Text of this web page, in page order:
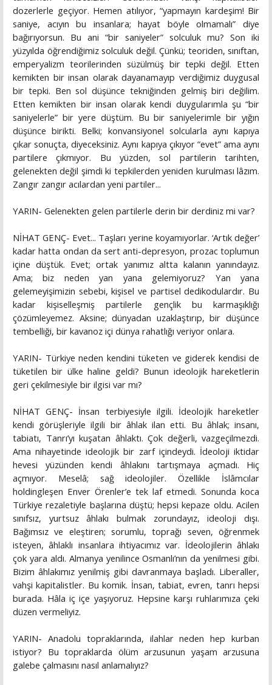
dozerlerle geçiyor. Hemen atılıyor, “yapmayın kardeşim! Bir
saniye, acıyın bu insanlara; hayat böyle olmamalı” diye
bağırıyorsun. Bu ani “bir saniyeler” solculuk mu? Son iki
yüzyılda öğrendiğimiz solculuk değil. Çünkü; teoriden, sınıftan,
emperyalizm teorilerinden süzülmüş bir tepki değil. Etten
kemikten bir insan olarak dayanamayıp verdiğimiz duygusal
bir tepki. Ben sol düşünce tekniğinden gelmiş biri değilim.
Etten kemikten bir insan olarak kendi duygularımla şu “bir
saniyelerle” bir yere düştüm. Bu bir saniyelerimle bir yığın
düşünce birikti. Belki; konvansiyonel solcularla aynı kapıya
çıkar sonuçta, diyeceksiniz. Aynı kapıya çıkıyor “evet” ama aynı
partilere çıkmıyor. Bu yüzden, sol partilerin tarihten,
gelenekten değil şimdi ki tepkilerden yeniden kurulması lâzım.
Zangır zangır acılardan yeni partiler...
YARIN- Gelenekten gelen partilerle derin bir derdiniz mi var?
NİHAT GENÇ- Evet... Taşları yerine koyamıyorlar. ‘Artık değer’
kadar hatta ondan da sert anti-depresyon, prozac toplumun
içine düştük. Evet; ortak yanımız altta kalanın yanındayız.
Ama; biz neden yan yana gelemiyoruz? Yan yana
gelemeyişimizin sebebi, kişisel ve partisel dedikodulardır. Bu
kadar kişiselleşmiş partilerle gençlik bu karmaşıklığı
çözümleyemez. Aksine; dünyadan uzaklaştırıp, bir düşünce
tembelliği, bir kavanoz içi dünya rahatlığı veriyor onlara.
YARIN- Türkiye neden kendini tüketen ve giderek kendisi de
tüketilen bir ülke haline geldi? Bunun ideolojik hareketlerin
geri çekilmesiyle bir ilgisi var mı?
NİHAT GENÇ- İnsan terbiyesiyle ilgili. İdeolojik hareketler
kendi görüşleriyle ilgili bir âhlak ilan etti. Bu âhlak; insanı,
tabiatı, Tanrı’yı kuşatan âhlaktı. Çok değerli, vazgeçilmezdi.
Ama nihayetinde ideolojik bir zarf içindeydi. İdeoloji iktidar
hevesi yüzünden kendi âhlakını tartışmaya açmadı. Hiç
açmıyor. Meselâ; sağ ideolojiler. Özellikle İslâmcılar
holdingleşen Enver Örenler’e tek laf etmedi. Sonunda koca
Türkiye rezaletiyle başlarına düştü; hepsi kepaze oldu. Acilen
sınıfsız, yurtsuz âhlakı bulmak zorundayız, ideoloji dışı.
Bağımsız ve eleştiren; sorumlu, toprağı seven, öğrenmek
isteyen, âhlaklı insanlara ihtiyacımız var. İdeolojilerin âhlakı
çok yara aldı. Almanya yenilince Osmanlı’nın da yenilmesi gibi.
Bizim âhlakımız yenilmiş gibi davranmaya başladı. Liberaller,
vahşi kapitalistler. Bu komik. İnsan, tabiat, evren, tanrı hepsi
burada. Hâla iç içe yaşıyoruz. Hepsine karşı ruhlarımıza çeki
düzen vermeliyiz.
YARIN- Anadolu topraklarında, ilahlar neden hep kurban
istiyor? Bu topraklarda ölüm arzusunun yaşam arzusuna
galebe çalmasını nasıl anlamalıyız?